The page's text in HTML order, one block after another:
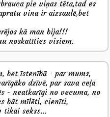
pie viņas tēta,tad es
vina ir aizsaulē,bet
kā man bija!!!
noskatīties visiem.
bet īstenībā - par mums,
dzīvē, par sava ceļa
- neatkarīgi no vecuma, no
būt mīlēti, cienīti,
tikai sekss...